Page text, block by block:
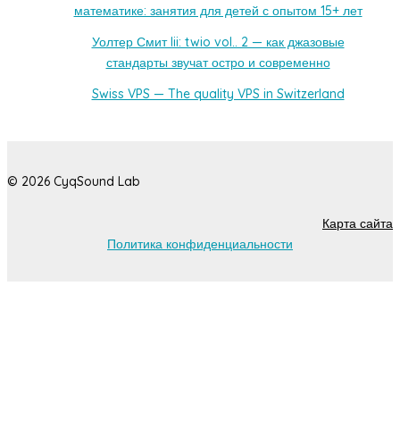
математике: занятия для детей с опытом 15+ лет
Уолтер Смит Iii: twio vol.. 2 — как джазовые
стандарты звучат остро и современно
Swiss VPS — The quality VPS in Switzerland
© 2026 CyqSound Lab
Карта сайта
Политика конфиденциальности